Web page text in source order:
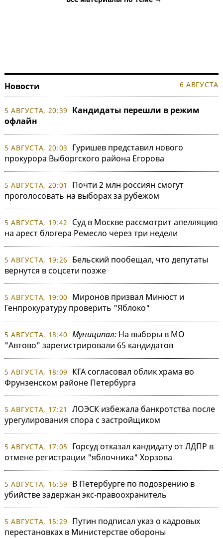
Новости 6 АВГУСТА
5 АВГУСТА, 20:39
Кандидаты перешли в режим
офлайн
5 АВГУСТА, 20:03
Гуришев представил нового
прокурора Выборгского района Егорова
5 АВГУСТА, 20:01
Почти 2 млн россиян смогут
проголосовать на выборах за рубежом
5 АВГУСТА, 19:42
Суд в Москве рассмотрит апелляцию
на арест блогера Ремесло через три недели
5 АВГУСТА, 19:26
Бельский пообещал, что депутаты
вернутся в соцсети позже
5 АВГУСТА, 19:00
Миронов призвал Минюст и
Генпрокуратуру проверить "Яблоко"
5 АВГУСТА, 18:40 Муниципал: На выборы в МО
"Автово" зарегистрировали 65 кандидатов
5 АВГУСТА, 18:09
КГА согласовал облик храма во
Фрунзенском районе Петербурга
5 АВГУСТА, 17:21
ЛОЭСК избежала банкротства после
урегулирования спора с застройщиком
5 АВГУСТА, 17:05
Горсуд отказал кандидату от ЛДПР в
отмене регистрации "яблочника" Хорзова
5 АВГУСТА, 16:59
В Петербурге по подозрению в
убийстве задержан экс-правоохранитель
5 АВГУСТА, 15:29
Путин подписал указ о кадровых
перестановках в Министерстве обороны